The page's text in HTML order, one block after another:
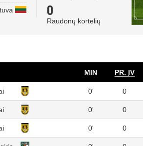
0
Raudonų kortelių
MIN PR. ĮV
0' 0
0' 0
0' 0